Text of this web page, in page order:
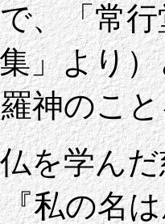
、「常
」より
神のこ
を学ん
私の名